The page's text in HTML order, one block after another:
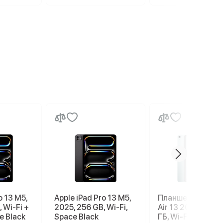
13 M5,
Wi-Fi +
Black
Apple iPad Pro 13 M5,
2025, 256 GB, Wi-Fi,
Space Black
Планшет Apple
Air 13 2026 M4,
ГБ, Wi-Fi, Blue,